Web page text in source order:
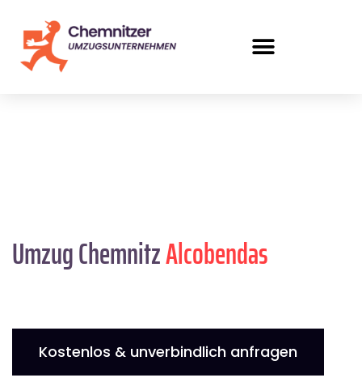
Umzug ChemnitzAlcobendas
Kostenlos & unverbindlich anfragen